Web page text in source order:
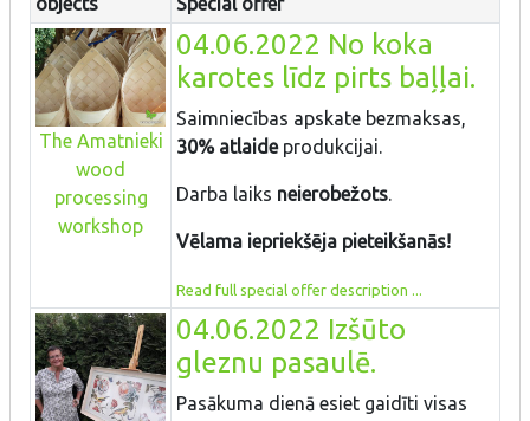
The Amatnieki
wood
processing
workshop
04.06.2022 No koka
karotes līdz pirts baļļai.
Saimniecības apskate bezmaksas,
30% atlaideprodukcijai.
Darba laiks neierobežots.
Vēlama iepriekšēja pieteikšanās!
Read full special offer description ...
04.06.2022 Izšūto
gleznu pasaulē.
Pasākuma dienā esiet gaidīti visas